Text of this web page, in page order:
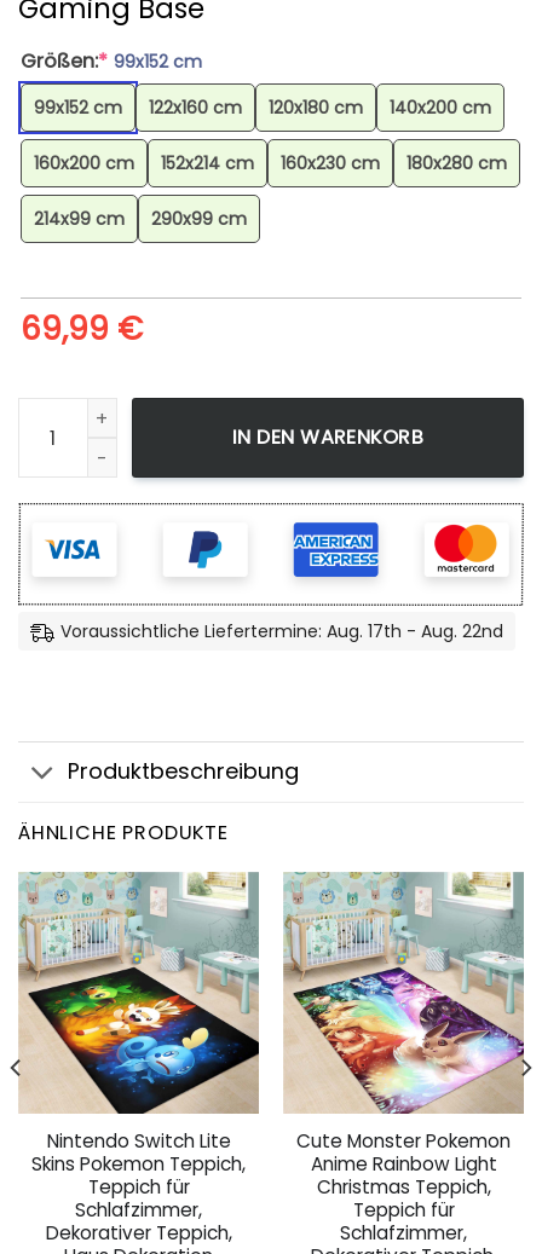
Gaming Base
Größen:* 99x152 cm
99x152 cm
122x160 cm 120x180 cm 140x200 cm
160x200 cm 152x214 cm 160x230 cm 180x280 cm
214x99 cm 290x99 cm
69,99 €
Feelinara Pokmon Sylveon Pokemon 8 Teppich,
IN DEN WARENKORB
Voraussichtliche Liefertermine: Aug. 17th - Aug. 22nd
Produktbeschreibung
ÄHNLICHE PRODUKTE
Nintendo Switch Lite
Skins Pokemon Teppich,
Teppich für
Schlafzimmer,
Dekorativer Teppich,
Cute Monster Pokemon
Anime Rainbow Light
Christmas Teppich,
Teppich für
Schlafzimmer,